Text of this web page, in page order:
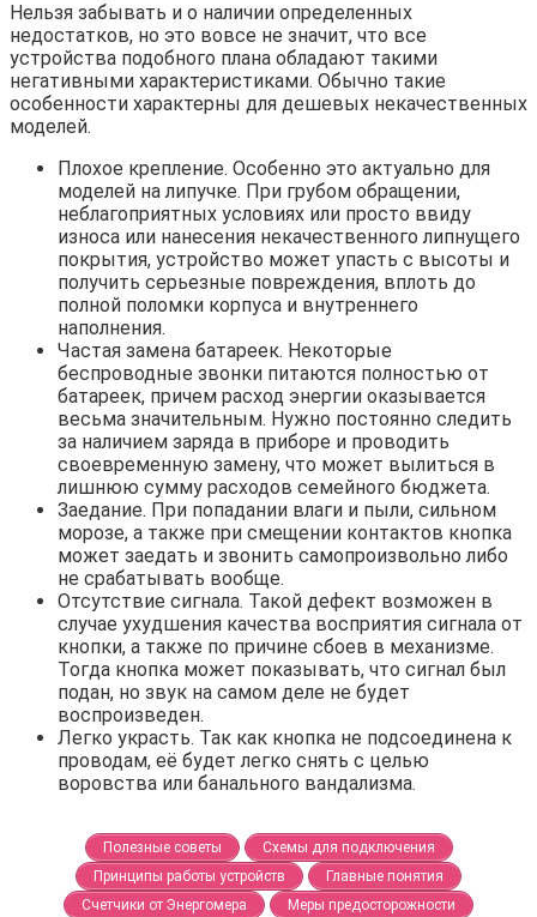
Нельзя забывать и о наличии определенных
недостатков, но это вовсе не значит, что все
устройства подобного плана обладают такими
негативными характеристиками. Обычно такие
особенности характерны для дешевых некачественных
моделей.
Плохое крепление. Особенно это актуально для
моделей на липучке. При грубом обращении,
неблагоприятных условиях или просто ввиду
износа или нанесения некачественного липнущего
покрытия, устройство может упасть с высоты и
получить серьезные повреждения, вплоть до
полной поломки корпуса и внутреннего
наполнения.
Частая замена батареек. Некоторые
беспроводные звонки питаются полностью от
батареек, причем расход энергии оказывается
весьма значительным. Нужно постоянно следить
за наличием заряда в приборе и проводить
своевременную замену, что может вылиться в
лишнюю сумму расходов семейного бюджета.
Заедание. При попадании влаги и пыли, сильном
морозе, а также при смещении контактов кнопка
может заедать и звонить самопроизвольно либо
не срабатывать вообще.
Отсутствие сигнала. Такой дефект возможен в
случае ухудшения качества восприятия сигнала от
кнопки, а также по причине сбоев в механизме.
Тогда кнопка может показывать, что сигнал был
подан, но звук на самом деле не будет
воспроизведен.
Легко украсть. Так как кнопка не подсоединена к
проводам, её будет легко снять с целью
воровства или банального вандализма.
Полезные советы
Схемы для подключения
Принципы работы устройств
Главные понятия
Счетчики от Энергомера
Меры предосторожности